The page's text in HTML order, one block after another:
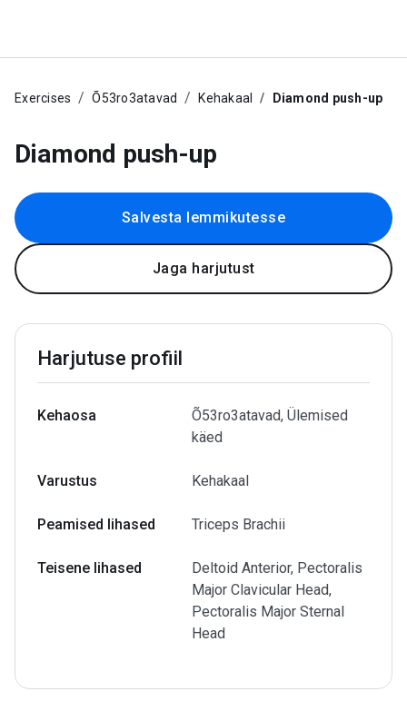
Exercises Õ53ro3atavad Kehakaal Diamond push-up
Diamond push-up
Salvesta lemmikutesse
Jaga harjutust
Harjutuse profiil
Kehaosa
Õ53ro3atavad, Ülemised
käed
Varustus Kehakaal
Peamised lihased Triceps Brachii
Teisene lihased
Deltoid Anterior, Pectoralis
Major Clavicular Head,
Pectoralis Major Sternal
Head